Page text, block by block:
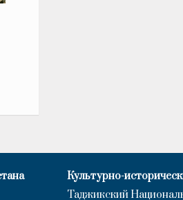
Культурно-
Таджикский